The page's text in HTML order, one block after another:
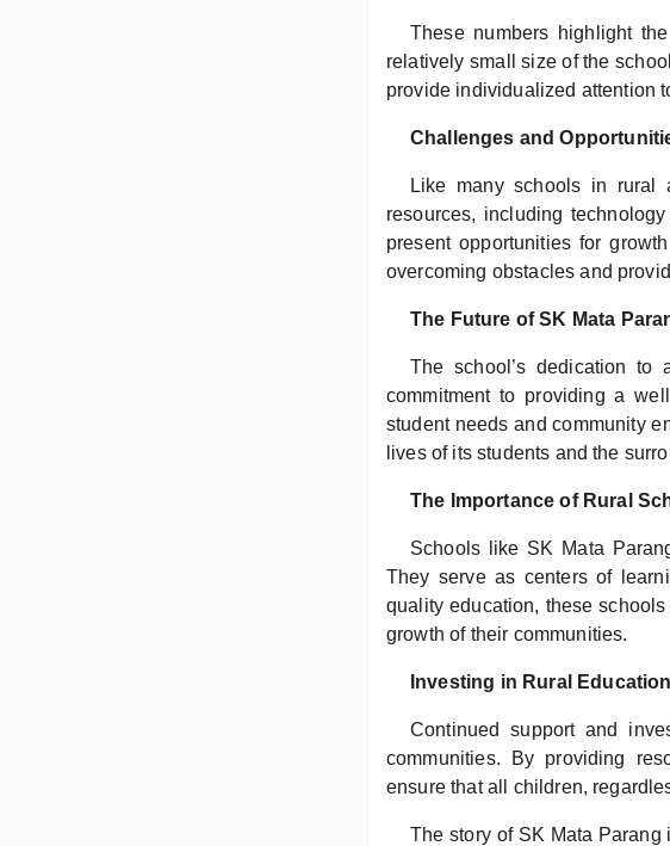
These numbers highlight
relatively small size of the
provide individualized attention
Challenges and
Like many schools in rural
resources, including
present opportunities for
overcoming obstacles and
The Future of SK Mata
The school’s dedication
commitment to providing a
student needs and community
lives of its students and the
The Importance of Rural
Schools like SK Mata
They serve as centers of
quality education, these
growth of their communities.
Investing in Rural
Continued support and
communities. By providing
ensure that all children,
The story of SK Mata